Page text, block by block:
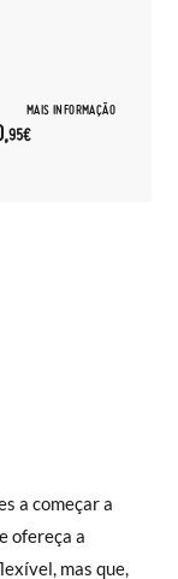
MAIS INFORMAÇÃO
95€
a começar a
ofereça a
mas que,